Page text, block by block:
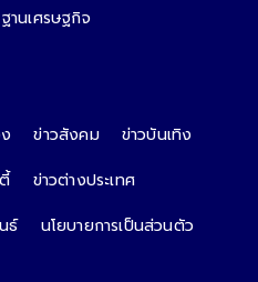
ฐานเศรษฐกิจ
ข่าวสังคม
ข่าวบันเทิง
ข่าวต่างประเทศ
ธ์ นโยบายการเป็นส่วนตัว